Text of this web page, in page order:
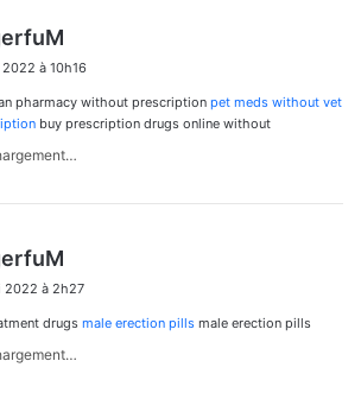
t
:
2022 à 10h16
pharmacy without prescription pet meds without vet
buy prescription drugs online without
t
2022 à 2h27
drugs male erection pills male erection pills